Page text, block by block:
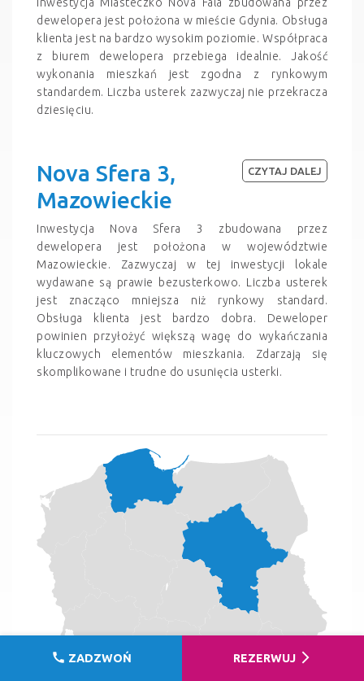
dewelopera jest położona w mieście Gdynia. Obsługa
klienta jest na bardzo wysokim poziomie. Współpraca
z biurem dewelopera przebiega idealnie. Jakość
wykonania mieszkań jest zgodna z rynkowym
standardem. Liczba usterek zazwyczaj nie przekracza
dziesięciu.
Nova Sfera 3,
Mazowieckie
Inwestycja Nova Sfera 3 zbudowana przez
dewelopera jest położona w województwie
Mazowieckie. Zazwyczaj w tej inwestycji lokale
wydawane są prawie bezusterkowo. Liczba usterek
jest znacząco mniejsza niż rynkowy standard.
Obsługa klienta jest bardzo dobra. Deweloper
powinien przyłożyć większą wagę do wykańczania
kluczowych elementów mieszkania. Zdarzają się
skomplikowane i trudne do usunięcia usterki.
CZYTAJ DALEJ
call ZADZWOŃ REZERWUJ arrow_forward_ios